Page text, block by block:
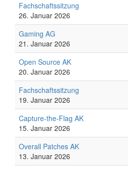
Fachschaftssitzung
26. Januar 2026
Gaming AG
21. Januar 2026
Open Source AK
20. Januar 2026
Fachschaftssitzung
19. Januar 2026
Capture-the-Flag AK
15. Januar 2026
Overall Patches AK
13. Januar 2026